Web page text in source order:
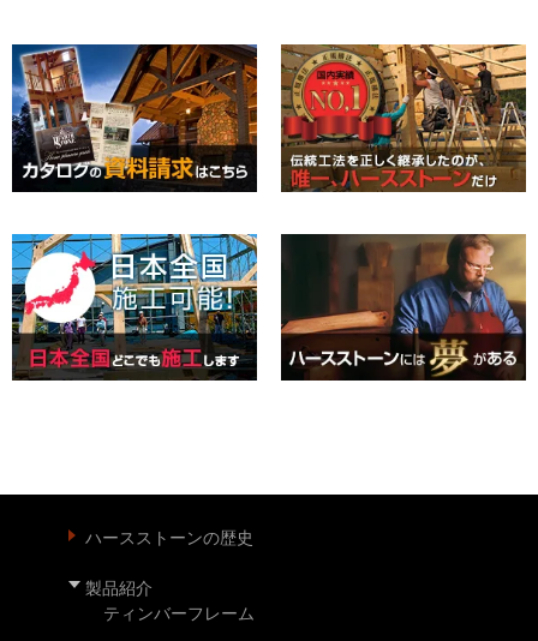
ハースストーンの歴史
製品紹介
ティンバーフレーム